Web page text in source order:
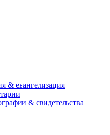
& евангелизация
& свидетельства